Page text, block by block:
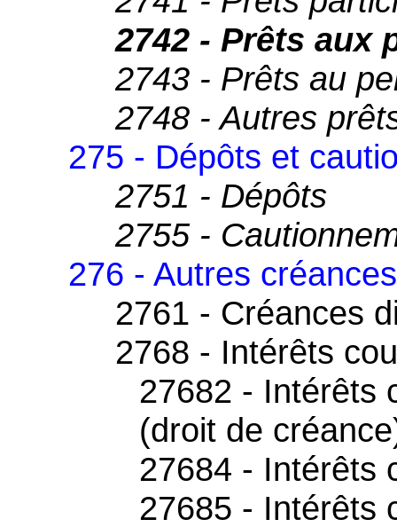
2742 - Prêts aux
2743 - Prêts au
2748 - Autres
275 - Dépôts et
2751 - Dépôts
2755 -
276 - Autres
2761 - Créances
2768 - Intérêts
27682 - Intérêts
(droit de
27684 - Intérêts
27685 - Intérêts